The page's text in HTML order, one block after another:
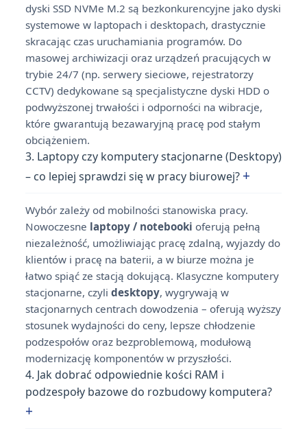
dyski SSD NVMe M.2 są bezkonkurencyjne jako dyski
systemowe w laptopach i desktopach, drastycznie
skracając czas uruchamiania programów. Do
masowej archiwizacji oraz urządzeń pracujących w
trybie 24/7 (np. serwery sieciowe, rejestratorzy
CCTV) dedykowane są specjalistyczne dyski HDD o
podwyższonej trwałości i odporności na wibracje,
które gwarantują bezawaryjną pracę pod stałym
obciążeniem.
3. Laptopy czy komputery stacjonarne (Desktopy)
– co lepiej sprawdzi się w pracy biurowej? +
Wybór zależy od mobilności stanowiska pracy.
Nowoczesne laptopy / notebooki oferują pełną
niezależność, umożliwiając pracę zdalną, wyjazdy do
klientów i pracę na baterii, a w biurze można je
łatwo spiąć ze stacją dokującą. Klasyczne komputery
stacjonarne, czyli desktopy, wygrywają w
stacjonarnych centrach dowodzenia – oferują wyższy
stosunek wydajności do ceny, lepsze chłodzenie
podzespołów oraz bezproblemową, modułową
modernizację komponentów w przyszłości.
4. Jak dobrać odpowiednie kości RAM i
podzespoły bazowe do rozbudowy komputera?
+